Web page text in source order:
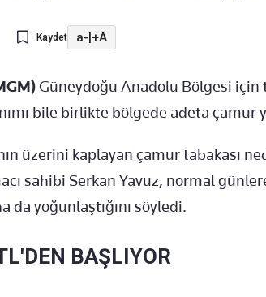
Kaydet a-|+A
Güneydoğu Anadolu Bölgesi için
bile birlikte bölgede adeta çamur
üzerini kaplayan çamur tabakası
sahibi Serkan Yavuz, normal
da yoğunlaştığını söyledi.
BAŞLIYOR